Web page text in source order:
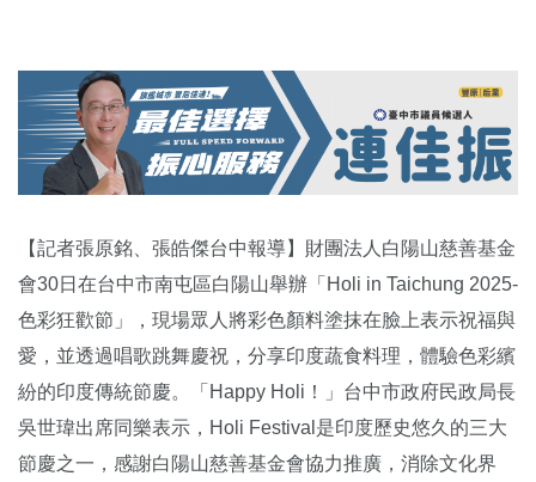
【記者張原銘、張皓傑台中報導】財團法人白陽山慈善基金
會30日在台中市南屯區白陽山舉辦「Holi in Taichung 2025-
色彩狂歡節」，現場眾人將彩色顏料塗抹在臉上表示祝福與
愛，並透過唱歌跳舞慶祝，分享印度蔬食料理，體驗色彩繽
紛的印度傳統節慶。「Happy Holi！」台中市政府民政局長
吳世瑋出席同樂表示，Holi Festival是印度歷史悠久的三大
節慶之一，感謝白陽山慈善基金會協力推廣，消除文化界